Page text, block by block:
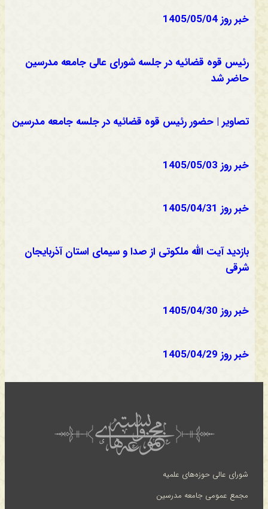
خبر روز 1405/05/04
رئیس قوه قضائیه در جلسه شورای عالی جامعه مدرسین
حاضر شد
تصاویر | حضور رئیس قوه قضائیه در جلسه جامعه مدرسین
خبر روز 1405/05/03
خبر روز 1405/04/31
بازدید آیت الله ملکوتی از صدا و سیمای استان آذربایجان
شرقی
خبر روز 1405/04/30
خبر روز 1405/04/29
شورای عالی حوزه‌های علمیه
مجمع عمومی جامعه مدرسین